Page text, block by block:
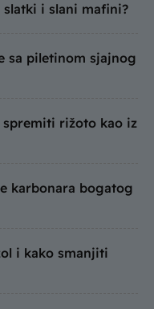
i slani mafini?
sa piletinom sjajnog
spremiti rižoto kao iz
karbonara bogatog
i kako smanjiti